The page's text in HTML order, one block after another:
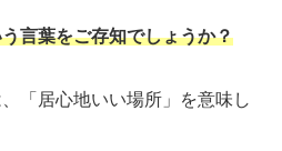
言葉をご存知でしょうか？
「居心地いい場所」を意味し